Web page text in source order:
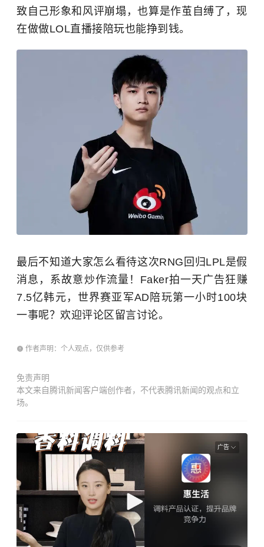
致自己形象和风评崩塌，也算是作茧自缚了，现
在做做LOL直播接陪玩也能挣到钱。
最后不知道大家怎么看待这次RNG回归LPL是假
消息，系故意炒作流量！Faker拍一天广告狂赚
7.5亿韩元，世界赛亚军AD陪玩第一小时100块
一事呢？欢迎评论区留言讨论。
作者声明：个人观点，仅供参考
免责声明
本文来自腾讯新闻客户端创作者，不代表腾讯新闻的观点和立
场。
广告